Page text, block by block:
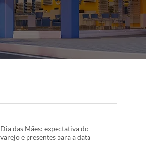
Dia das Mães: expectativa do
varejo e presentes para a data